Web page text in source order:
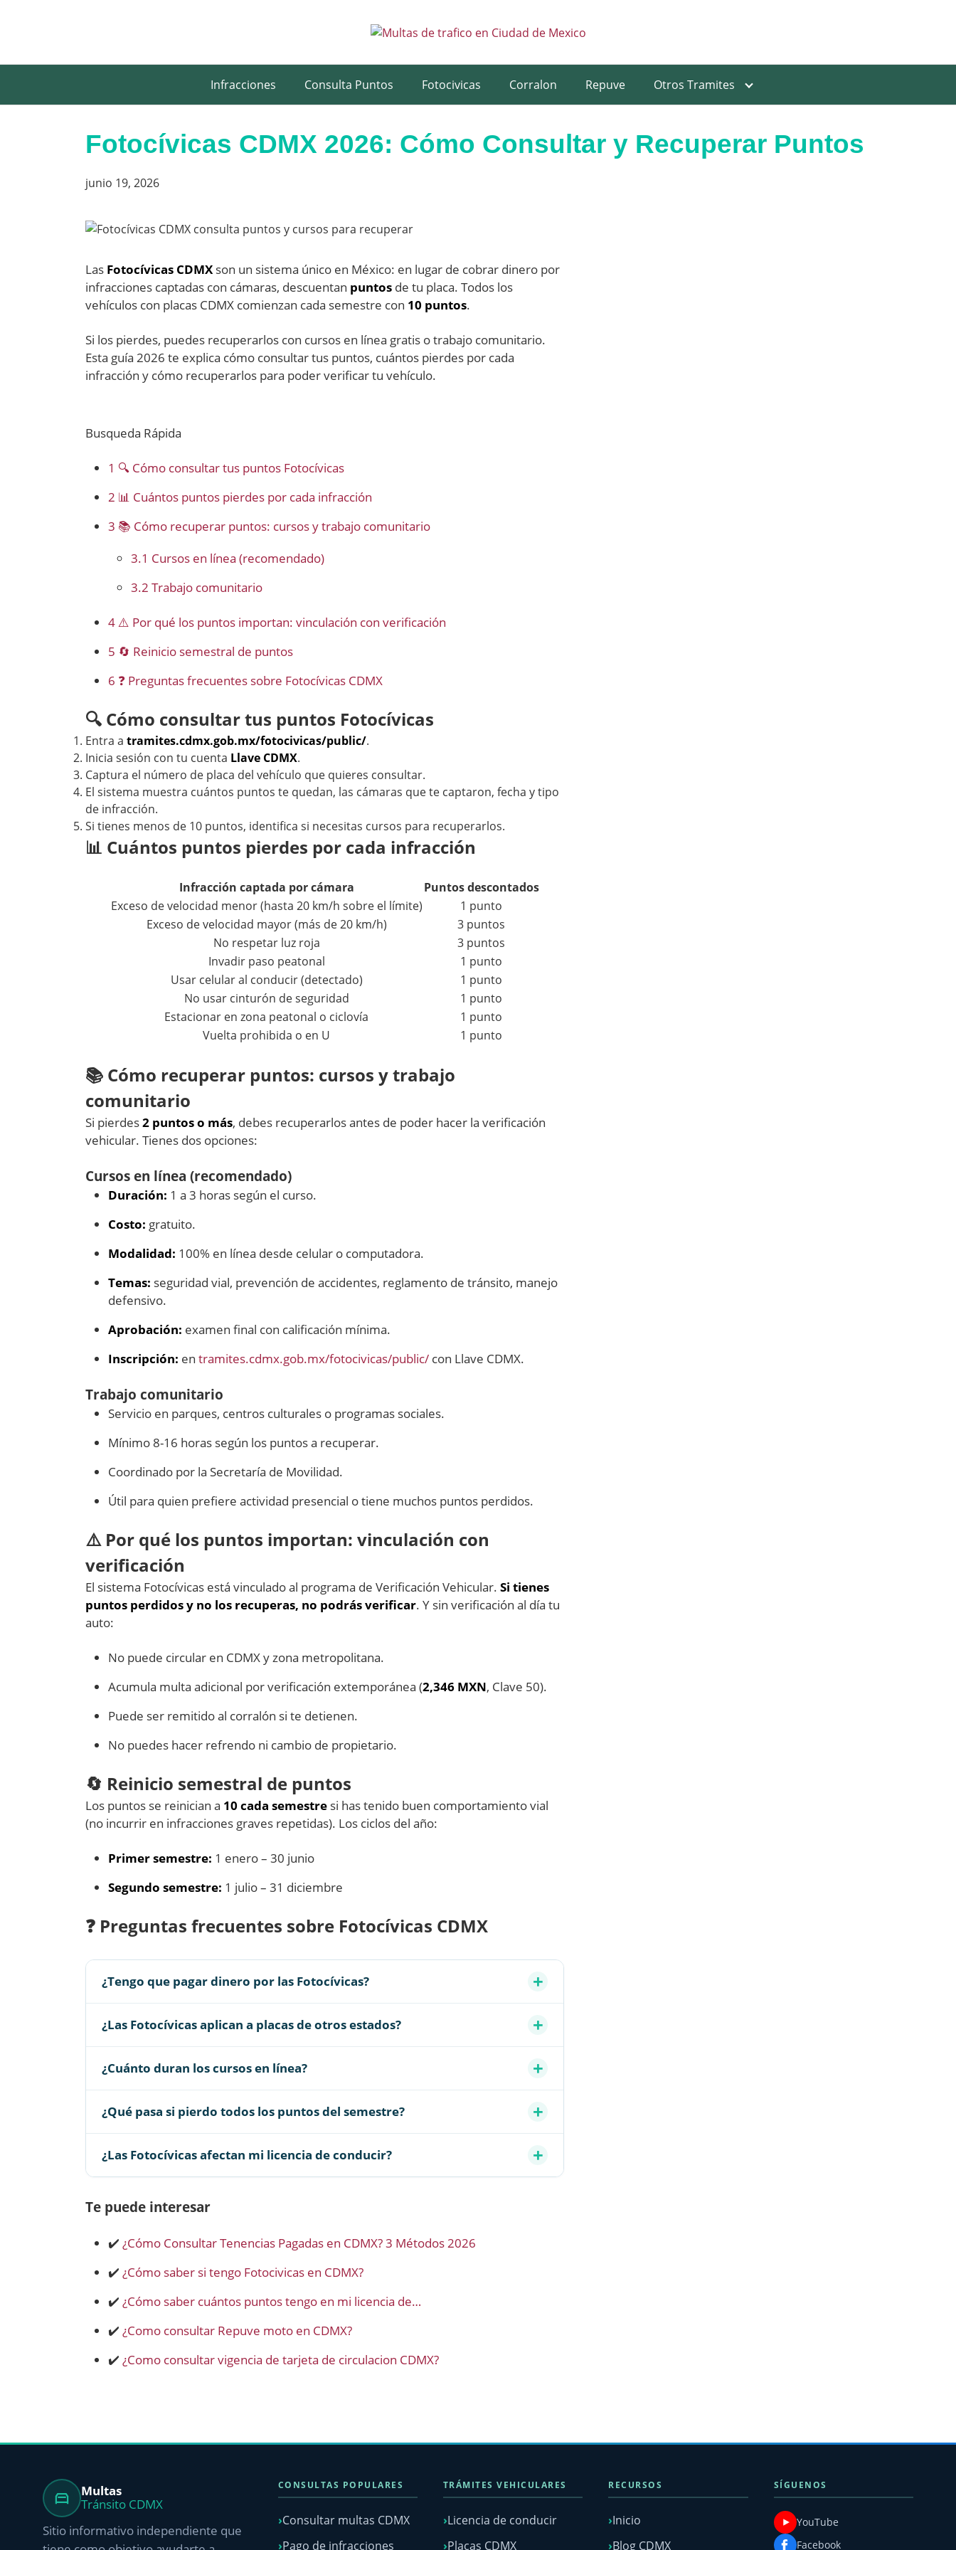
Infracciones Consulta Puntos Fotocivicas Corralon Repuve Otros Tramites
Fotocívicas CDMX 2026: Cómo Consultar y Recuperar Puntos
junio 19, 2026
Las Fotocívicas CDMX son un sistema único en México: en lugar de cobrar dinero por
infracciones captadas con cámaras, descuentan puntos de tu placa. Todos los
vehículos con placas CDMX comienzan cada semestre con 10 puntos.
Si los pierdes, puedes recuperarlos con cursos en línea gratis o trabajo comunitario.
Esta guía 2026 te explica cómo consultar tus puntos, cuántos pierdes por cada
infracción y cómo recuperarlos para poder verificar tu vehículo.
Busqueda Rápida
1 🔍 Cómo consultar tus puntos Fotocívicas
2 📊 Cuántos puntos pierdes por cada infracción
3 📚 Cómo recuperar puntos: cursos y trabajo comunitario
3.1 Cursos en línea (recomendado)
3.2 Trabajo comunitario
4⚠️ Por qué los puntos importan: vinculación con verificación
5 🔄 Reinicio semestral de puntos
6 ❓ Preguntas frecuentes sobre Fotocívicas CDMX
🔍 Cómo consultar tus puntos Fotocívicas
Entra a tramites.cdmx.gob.mx/fotocivicas/public/.
Inicia sesión con tu cuenta Llave CDMX.
Captura el número de placa del vehículo que quieres consultar.
El sistema muestra cuántos puntos te quedan, las cámaras que te captaron, fecha y tipo
de infracción.
Si tienes menos de 10 puntos, identifica si necesitas cursos para recuperarlos.
📊 Cuántos puntos pierdes por cada infracción
Infracción captada por cámara
Puntos descontados
Exceso de velocidad menor (hasta 20 km/h sobre el límite)
1 punto
Exceso de velocidad mayor (más de 20 km/h)
3 puntos
No respetar luz roja
3 puntos
Invadir paso peatonal
1 punto
Usar celular al conducir (detectado)
1 punto
No usar cinturón de seguridad
1 punto
Estacionar en zona peatonal o ciclovía
1 punto
Vuelta prohibida o en U
1 punto
📚 Cómo recuperar puntos: cursos y trabajo
comunitario
Si pierdes2 puntos o más, debes recuperarlos antes de poder hacer la verificación
vehicular. Tienes dos opciones:
Cursos en línea (recomendado)
Duración: 1 a 3 horas según el curso.
Costo: gratuito.
Modalidad: 100% en línea desde celular o computadora.
Temas: seguridad vial, prevención de accidentes, reglamento de tránsito, manejo
defensivo.
Aprobación: examen final con calificación mínima.
Inscripción: en tramites.cdmx.gob.mx/fotocivicas/public/ con Llave CDMX.
Trabajo comunitario
Servicio en parques, centros culturales o programas sociales.
Mínimo 8-16 horas según los puntos a recuperar.
Coordinado por la Secretaría de Movilidad.
Útil para quien prefiere actividad presencial o tiene muchos puntos perdidos.
⚠️ Por qué los puntos importan: vinculación con
verificación
El sistema Fotocívicas está vinculado al programa de Verificación Vehicular. Si tienes
puntos perdidos y no los recuperas, no podrás verificar. Y sin verificación al día tu
auto:
No puede circular en CDMX y zona metropolitana.
Acumula multa adicional por verificación extemporánea (2,346 MXN, Clave 50).
Puede ser remitido al corralón si te detienen.
No puedes hacer refrendo ni cambio de propietario.
🔄 Reinicio semestral de puntos
Los puntos se reinician a 10 cada semestre si has tenido buen comportamiento vial
(no incurrir en infracciones graves repetidas). Los ciclos del año:
Primer semestre: 1 enero – 30 junio
Segundo semestre: 1 julio – 31 diciembre
❓ Preguntas frecuentes sobre Fotocívicas CDMX
¿Tengo que pagar dinero por las Fotocívicas?
¿Las Fotocívicas aplican a placas de otros estados?
¿Cuánto duran los cursos en línea?
¿Qué pasa si pierdo todos los puntos del semestre?
¿Las Fotocívicas afectan mi licencia de conducir?
Te puede interesar
✔️ ¿Cómo Consultar Tenencias Pagadas en CDMX? 3 Métodos 2026
✔️ ¿Cómo saber si tengo Fotocivicas en CDMX?
✔️ ¿Cómo saber cuántos puntos tengo en mi licencia de…
✔️ ¿Como consultar Repuve moto en CDMX?
✔️ ¿Como consultar vigencia de tarjeta de circulacion CDMX?
Multas
Tránsito CDMX
Sitio informativo independiente que
CONSULTAS POPULARES
Consultar multas CDMX
Pago de infracciones
TRÁMITES VEHICULARES
Licencia de conducir
Placas CDMX
RECURSOS
Inicio
Blog CDMX
SÍGUENOS
YouTube
Facebook